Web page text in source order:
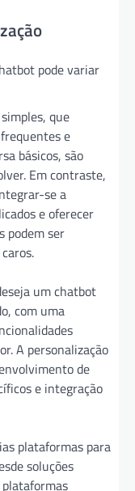
pode variar
que
e
básicos, são
Em contraste,
se a
e oferecer
podem ser
um chatbot
com uma
A personalização
de
e integração
plataformas para
soluções